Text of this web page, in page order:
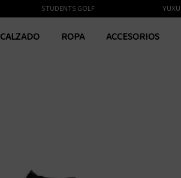
STUDENTS GOLF YUXUS
CALZADO ROPA ACCESORIOS